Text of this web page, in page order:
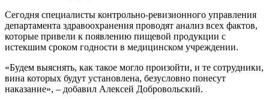
Сегодня специалисты контрольно-ревизионного управления
департамента здравоохранения проводят анализ всех фактов,
которые привели к появлению пищевой продукции с
истекшим сроком годности в медицинском учреждении.
«Будем выяснять, как такое могло произойти, и те сотрудники,
вина которых будут установлена, безусловно понесут
наказание», – добавил Алексей Добровольский.